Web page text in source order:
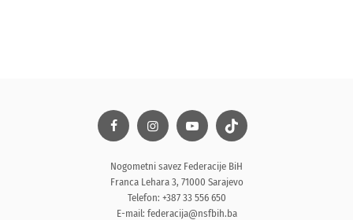
Nogometni savez Federacije BiH
Franca Lehara 3, 71000 Sarajevo
Telefon: +387 33 556 650
E-mail: federacija@nsfbih.ba